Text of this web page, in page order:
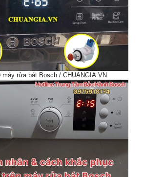
máy rửa bát Bosch / CHUANGIA.VN